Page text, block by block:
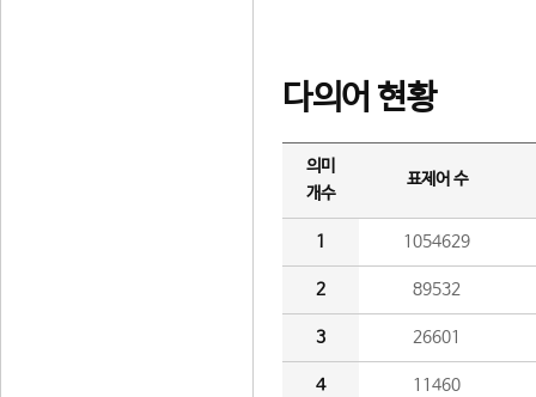
다의어 현황
의미
개수
표제어 수
1 1054629
2 89532
3 26601
4 11460